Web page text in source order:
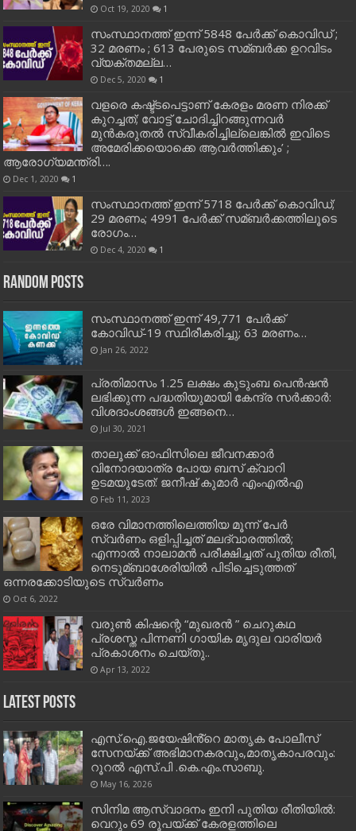
Oct 19, 2020 1
സംസ്ഥാനത്ത് ഇന്ന് 5848 പേര്‍ക്ക് കൊവി‌ഡ് ;
32 മരണം ; 613 പേരുടെ സമ്ബര്‍ക്ക ഉറവിടം
വ്യക്തമല്ല…
Dec 5, 2020 1
വളരെ കഷ്ട്ടപെട്ടാണ് കേരളം മരണ നിരക്ക്
കുറച്ചത്; വോട്ട് ചോദിച്ചിറങ്ങുന്നവർ
മുൻകരുതൽ സ്വീകരിച്ചില്ലെങ്കിൽ ഇവിടെ
അമേരിക്കയൊക്കെ ആവർത്തിക്കും’ ;
ആരോഗ്യമന്ത്രി….
Dec 1, 2020 1
സംസ്ഥാനത്ത് ഇന്ന് 5718 പേര്‍ക്ക് കൊവിഡ്;
29 മരണം; 4991 പേര്‍ക്ക് സമ്ബര്‍ക്കത്തിലൂടെ
രോഗം…
Dec 4, 2020 1
Random Posts
സംസ്ഥാനത്ത് ഇന്ന് 49,771 പേര്‍ക്ക്
കോവിഡ്-19 സ്ഥിരീകരിച്ചു; 63 മരണം…
Jan 26, 2022
പ്രതിമാസം 1.25 ലക്ഷം കുടുംബ പെന്‍ഷന്‍
ലഭിക്കുന്ന പദ്ധതിയുമായി കേന്ദ്ര സര്‍ക്കാര്‍:
വിശദാംശങ്ങള്‍ ഇങ്ങനെ…
Jul 30, 2021
താലൂക്ക് ഓഫിസിലെ ജീവനക്കാർ
വിനോദയാത്ര പോയ ബസ് ക്വാറി
ഉടമയുടേത്: ജനീഷ് കുമാർ എംഎൽഎ
Feb 11, 2023
ഒരേ വിമാനത്തിലെത്തിയ മൂന്ന് പേര്‍
സ്വര്‍ണം ഒളിപ്പിച്ചത് മലദ്വാരത്തില്‍;
എന്നാൽ നാലാമന്‍ പരീക്ഷിച്ചത് പുതിയ രീതി,
നെടുമ്ബാശേരിയില്‍ പിടിച്ചെടുത്തത്
ഒന്നരക്കോടിയുടെ സ്വര്‍ണം
Oct 6, 2022
വരുൺ കിഷന്റെ “മുഖരൻ ” ചെറുകഥ
പ്രശസ്ത പിന്നണി ഗായിക മൃദുല വാരിയർ
പ്രകാശനം ചെയ്തു..
Apr 13, 2022
Latest Posts
എസ്.ഐ.ജയേഷിൻ്റെ മാതൃക പോലീസ്
സേനയ്ക്ക് അഭിമാനകരവും,മാതൃകാപരവും:
റൂറൽ എസ്.പി .കെ.എം.സാബു.
May 16, 2026
സിനിമ ആസ്വാദനം ഇനി പുതിയ രീതിയിൽ:
വെറും 69 രൂപയ്ക്ക് കേരളത്തിലെ